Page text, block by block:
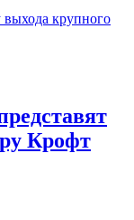
выхода крупного
Крофт